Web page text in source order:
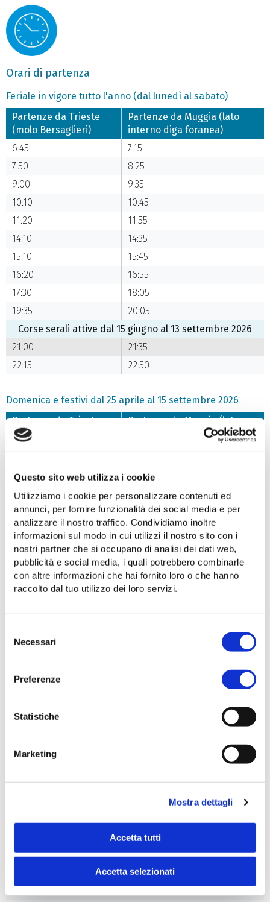
Questo sito web utilizza i cookie
Utilizziamo i cookie per personalizzare contenuti ed
annunci, per fornire funzionalità dei social media e per
analizzare il nostro traffico. Condividiamo inoltre
informazioni sul modo in cui utilizzi il nostro sito con i
nostri partner che si occupano di analisi dei dati web,
pubblicità e social media, i quali potrebbero combinarle
con altre informazioni che hai fornito loro o che hanno
raccolto dal tuo utilizzo dei loro servizi.
delNecessari
Preferenze
Statistiche
Marketing
Mostra dettagli
Accetta tutti
Accetta selezionati
Orari di partenza
Feriale in vigore tutto l'anno (dal lunedì al sabato)
Partenze da Trieste
(molo Bersaglieri)
Partenze da Muggia (lato
interno diga foranea)
6:45
7:15
7:50
8:25
9:00
9:35
10:10
10:45
11:20
11:55
14:10
14:35
15:10
15:45
16:20
16:55
17:30
18:05
19:35
20:05
Corse serali attive dal 15 giugno al 13 settembre 2026
21:00
21:35
22:15
22:50
Domenica e festivi dal 25 aprile al 15 settembre 2026
Partenze da Trieste
(molo Bersaglieri)
Partenze da Muggia (lato
interno diga foranea)
9:30
10:15
15:00
15:45
16:30
17:15
18:00
18:45
Corse serali attive dal 15 giugno al 13 settembre 2026
19:45
20:20
22:15
22:50
Titolo di viaggio
Prezzo
Biglietto corsa singola
Biglietto andata e ritorno
€ 9,30